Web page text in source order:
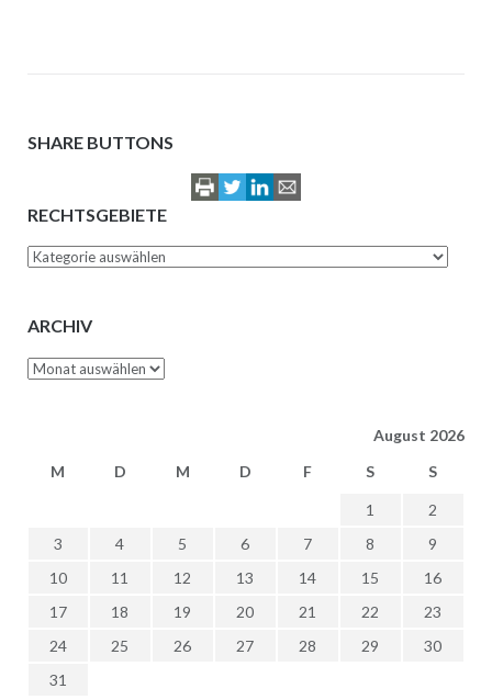
SHARE BUTTONS
RECHTSGEBIETE
Rechtsgebiete
ARCHIV
Archiv
August 2026
M
D M D F S S
1
2
3
4 5 6 7 8
9
10
11 12 13 14 15
16
17
18 19 20 21 22
23
24
25 26 27 28 29
30
31